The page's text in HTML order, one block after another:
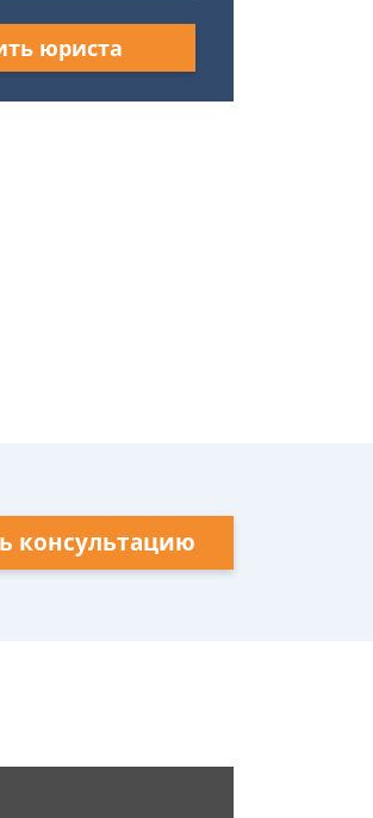
юриста
консультацию